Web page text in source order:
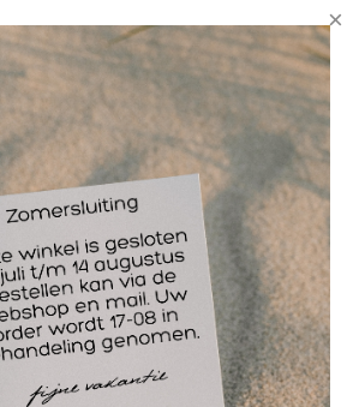
specialist
anatomie poster voor
70 x 100cm.
in kleur, voorzien van alle Latijnse
en titel benaming in het